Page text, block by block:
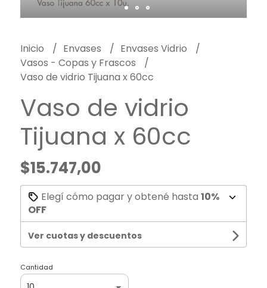
Inicio Envases
Envases Vidrio
Vasos - Copas y Frascos
Vaso de vidrio Tijuana x 60cc
Vaso de vidrio
Tijuana x 60cc
$15.747,00
Elegí cómo pagar y obtené hasta 10%
OFF
Ver cuotas y descuentos
Cantidad